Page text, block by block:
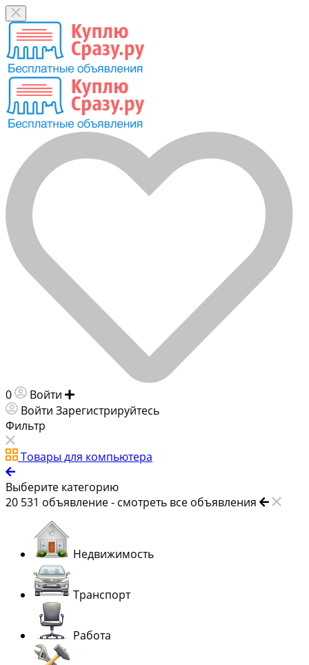
0 Войти
Войти Зарегистрируйтесь
Фильтр
Товары для компьютера
Выберите категорию
20 531 объявление - смотреть все объявления
Недвижимость
Транспорт
Работа